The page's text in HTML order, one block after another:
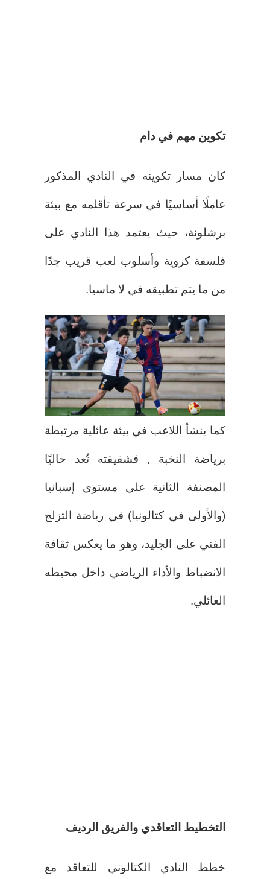
تكوين مهم في دام
كان مسار تكوينه في النادي المذكور
عاملًا أساسيًا في سرعة تأقلمه مع بيئة
برشلونة، حيث يعتمد هذا النادي على
فلسفة كروية وأسلوب لعب قريب جدًا
من ما يتم تطبيقه في لا ماسيا.
كما ينشأ اللاعب في بيئة عائلية مرتبطة
برياضة النخبة , فشقيقته تُعد حاليًا
المصنفة الثانية على مستوى إسبانيا
(والأولى في كتالونيا) في رياضة التزلج
الفني على الجليد، وهو ما يعكس ثقافة
الانضباط والأداء الرياضي داخل محيطه
العائلي.
التخطيط التعاقدي والفريق الرديف
خطط النادي الكتالوني للتعاقد مع